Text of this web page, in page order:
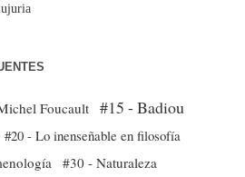
Foucault #15 - Badiou
#20 - Lo inenseñable en filosofía
#30 - Naturaleza